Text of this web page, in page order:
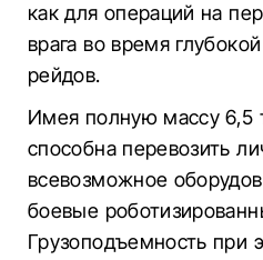
как для операций на
врага во время
рейдов.
Имея полную массу 6,5
способна перевозить
всевозможное
боевые
Грузоподъемность при